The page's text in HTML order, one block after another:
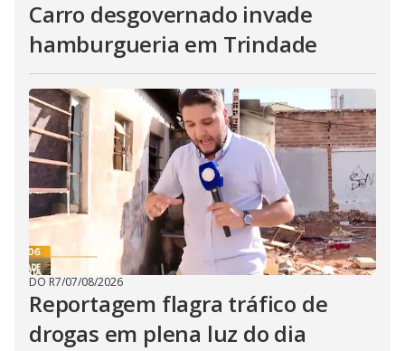
Carro desgovernado invade
hamburgueria em Trindade
DO R7/07/08/2026
Reportagem flagra tráfico de
drogas em plena luz do dia